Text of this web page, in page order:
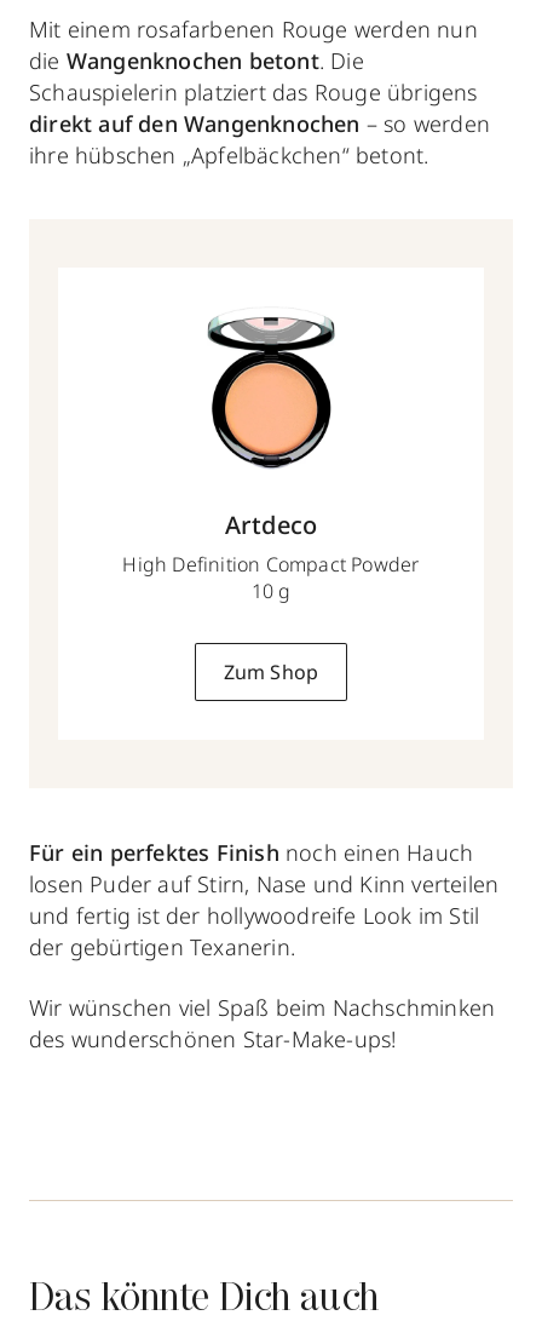
Mit einem rosafarbenen Rouge werden nun
die Wangenknochen betont. Die
Schauspielerin platziert das Rouge übrigens
direkt auf den Wangenknochen – so werden
ihre hübschen „Apfelbäckchen“ betont.
Artdeco
High Definition Compact Powder
10 g
Zum Shop
Für ein perfektes Finish noch einen Hauch
losen Puder auf Stirn, Nase und Kinn verteilen
und fertig ist der hollywoodreife Look im Stil
der gebürtigen Texanerin.
Wir wünschen viel Spaß beim Nachschminken
des wunderschönen Star-Make-ups!
Das könnte Dich auch